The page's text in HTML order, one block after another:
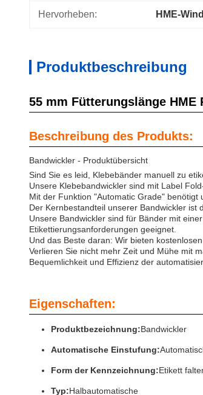
Hervorheben: HME-
Produktbeschreibung
55 mm Fütterungslänge
Beschreibung des Produkts:
Bandwickler - Produktübersicht
Sind Sie es leid, Klebebänder manuell zu
Unsere Klebebandwickler sind mit Label
Mit der Funktion "Automatic Grade"
Der Kernbestandteil unserer Bandwickler ist
Unsere Bandwickler sind für Bänder mit
Etikettierungsanforderungen geeignet.
Und das Beste daran: Wir bieten
Verlieren Sie nicht mehr Zeit und Mühe mit
Bequemlichkeit und Effizienz der
Eigenschaften:
Produktbezeichnung:Bandwickler
Automatische Einstufung:
Form der Kennzeichnung:Etikett
Typ:Halbautomatische